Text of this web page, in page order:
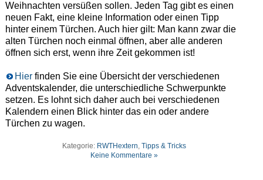
Weihnachten versüßen sollen. Jeden Tag gibt es einen
neuen Fakt, eine kleine Information oder einen Tipp
hinter einem Türchen. Auch hier gilt: Man kann zwar die
alten Türchen noch einmal öffnen, aber alle anderen
öffnen sich erst, wenn ihre Zeit gekommen ist!
Hierfinden Sie eine Übersicht der verschiedenen
Adventskalender, die unterschiedliche Schwerpunkte
setzen. Es lohnt sich daher auch bei verschiedenen
Kalendern einen Blick hinter das ein oder andere
Türchen zu wagen.
Kategorie: RWTHextern,Tipps & Tricks
Keine Kommentare »